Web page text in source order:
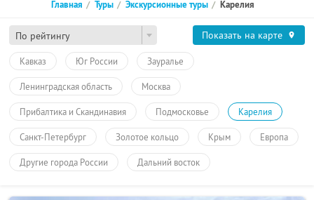
По рейтингу
Главная Туры Экскурсионные туры Карелия
Показать на карте
Кавказ Юг России Зауралье
Ленинградская область Москва
Прибалтика и Скандинавия Подмосковье Карелия
Санкт-Петербург Золотое кольцо Крым Европа
Другие города России Дальний восток